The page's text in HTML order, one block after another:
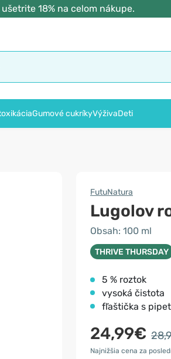
18% na celom nákupe.
Gumové cukríkyVýživaDeti
FutuNatura
Lugolov
Obsah: 100 ml
THRIVE THURSDAY
5 % roztok
vysoká čistota
fľaštička s
24,99€
Najnižšia cena za